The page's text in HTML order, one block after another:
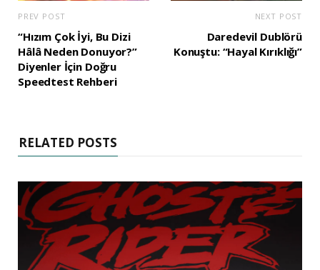
PREV POST
“Hızım Çok İyi, Bu Dizi
Hâlâ Neden Donuyor?”
Diyenler İçin Doğru
Speedtest Rehberi
NEXT POST
Daredevil Dublörü
Konuştu: “Hayal Kırıklığı”
RELATED POSTS